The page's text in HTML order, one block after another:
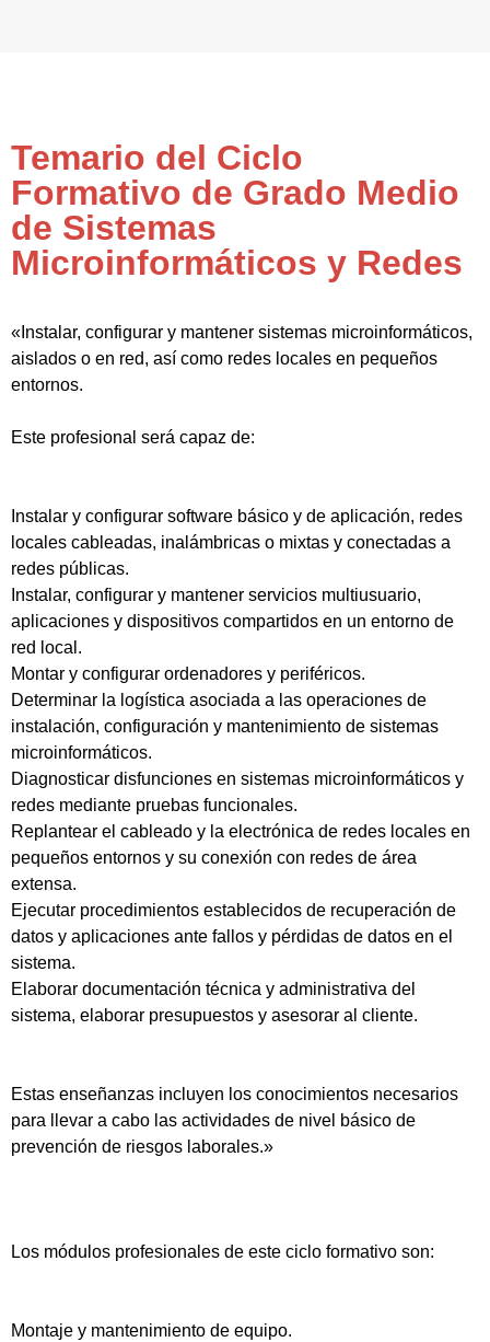
Temario del Ciclo
Formativo de Grado Medio
de Sistemas
Microinformáticos y Redes
«Instalar, configurar y mantener sistemas microinformáticos,
aislados o en red, así como redes locales en pequeños
entornos.
Este profesional será capaz de:
Instalar y configurar software básico y de aplicación, redes
locales cableadas, inalámbricas o mixtas y conectadas a
redes públicas.
Instalar, configurar y mantener servicios multiusuario,
aplicaciones y dispositivos compartidos en un entorno de
red local.
Montar y configurar ordenadores y periféricos.
Determinar la logística asociada a las operaciones de
instalación, configuración y mantenimiento de sistemas
microinformáticos.
Diagnosticar disfunciones en sistemas microinformáticos y
redes mediante pruebas funcionales.
Replantear el cableado y la electrónica de redes locales en
pequeños entornos y su conexión con redes de área
extensa.
Ejecutar procedimientos establecidos de recuperación de
datos y aplicaciones ante fallos y pérdidas de datos en el
sistema.
Elaborar documentación técnica y administrativa del
sistema, elaborar presupuestos y asesorar al cliente.
Estas enseñanzas incluyen los conocimientos necesarios
para llevar a cabo las actividades de nivel básico de
prevención de riesgos laborales.»
Los módulos profesionales de este ciclo formativo son:
Montaje y mantenimiento de equipo.